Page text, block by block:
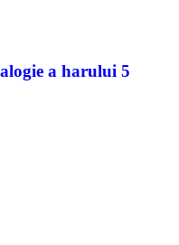
a harului 5